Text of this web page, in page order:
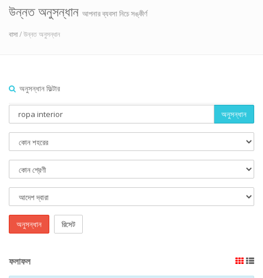
উন্নত অনুসন্ধান আপনার ব্যবসা নিচে সঙ্কীর্ণ
বাসা/ উন্নত অনুসন্ধান
অনুসন্ধান ফিল্টার
অনুসন্ধান
অনুসন্ধান রিসেট
ফলাফল